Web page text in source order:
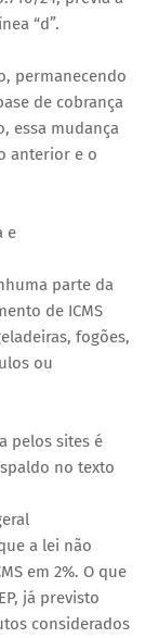
“d”.
permanecendo
de cobrança
essa mudança
anterior e o
e
parte da
de ICMS
fogões,
ou
pelos sites é
no texto
a lei não
em 2%. O que
já previsto
considerados